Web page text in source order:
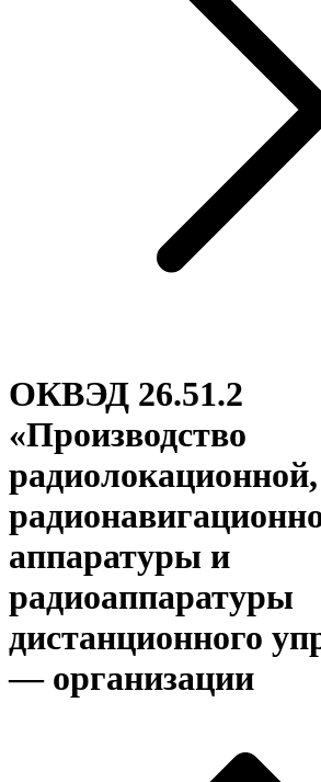
ОКВЭД 26.51.2
«Производство
радиолокационной,
аппаратуры и
радиоаппаратуры
дистанционного
— организации